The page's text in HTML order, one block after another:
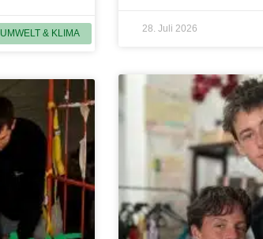
UMWELT & KLIMA 28. Juli 2026